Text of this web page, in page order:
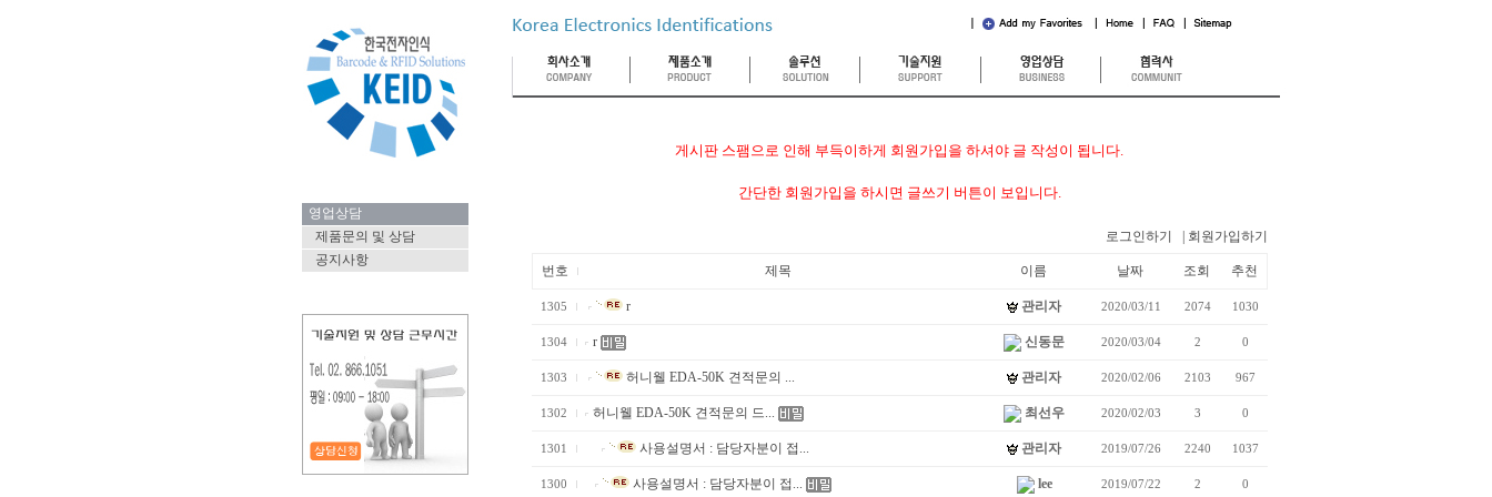
영업상담
제품문의 및 상담
공지사항
게시판 스팸으로 인해 부득이하게 회원가입을 하셔야 글 작성이 됩니다.
간단한 회원가입을 하시면 글쓰기 버튼이 보입니다.
로그인하기 | 회원가입하기
번호 제목 이름 날짜 조회 추천
1305 r 관리자 2020/03/11 2074 1030
1304 r 신동문 2020/03/04 2 0
1303 허니웰 EDA-50K 견적문의 ... 관리자 2020/02/06 2103 967
1302 허니웰 EDA-50K 견적문의 드... 최선우 2020/02/03 3 0
1301 사용설명서 : 담당자분이 접... 관리자 2019/07/26 2240 1037
1300 사용설명서 : 담당자분이 접... lee 2019/07/22 2 0